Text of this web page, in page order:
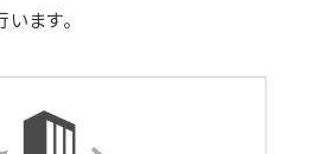
ます。